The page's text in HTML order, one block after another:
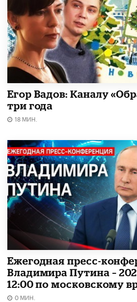
Егор Вадов: Каналу
три года
18 МИН.
Ежегодная пресс-
Владимира Путина –
12:00 по московскому
0 МИН.